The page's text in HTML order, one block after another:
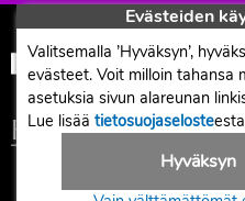
Evästeiden
Valitsemalla ’Hyväksyn’,
evästeet. Voit milloin tahansa
asetuksia sivun alareunan
Lue lisää tietosuojaseloste
Hyväksyn